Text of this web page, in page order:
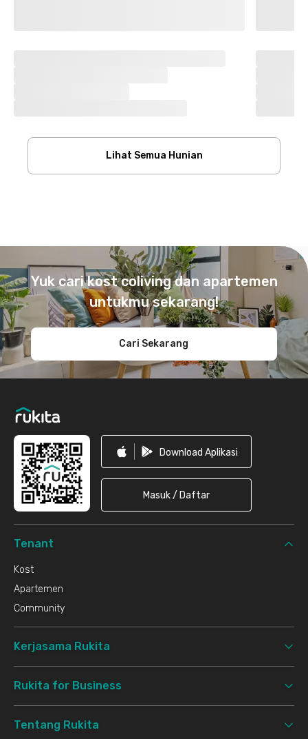
Lihat Semua Hunian
Yuk cari kost coliving dan apartemen
untukmu sekarang!
Cari Sekarang
Download Aplikasi
Masuk / Daftar
Tenant
Kost
Apartemen
Community
Kerjasama Rukita
Rukita for Business
Tentang Rukita